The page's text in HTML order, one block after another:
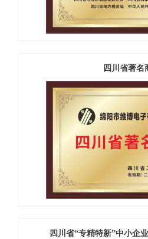
四川省著名
四川省“专精特新”中小企